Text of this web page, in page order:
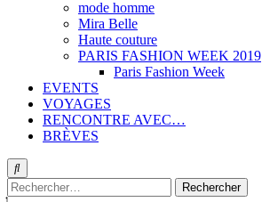
mode homme
Mira Belle
Haute couture
PARIS FASHION WEEK 2019
Paris Fashion Week
EVENTS
VOYAGES
RENCONTRE AVEC…
BRÈVES
Rechercher :